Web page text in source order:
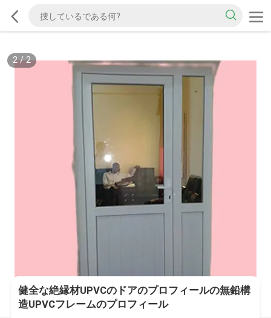
2/2
健全な絶縁材UPVCのドアのプロフィールの無鉛構
造UPVCフレームのプロフィール